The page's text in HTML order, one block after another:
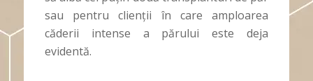
sau pentru clienții în care amploarea
căderii intense a părului este deja
evidentă.